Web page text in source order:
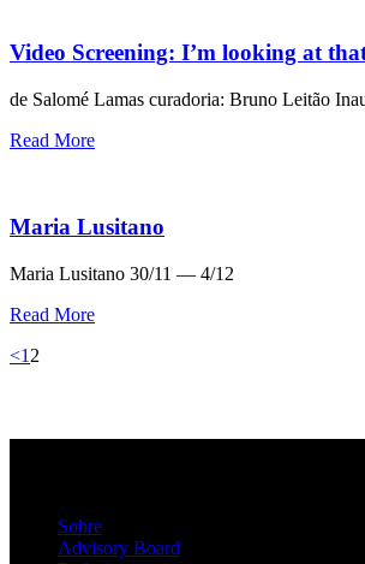
Video Screening: I’m looking at
de Salomé Lamas curadoria: Bruno Leitão
Read More
Maria Lusitano
Maria Lusitano 30/11 — 4/12
Read More
Paginação
<Page
1 Page
2
Sobre
Advisory Board